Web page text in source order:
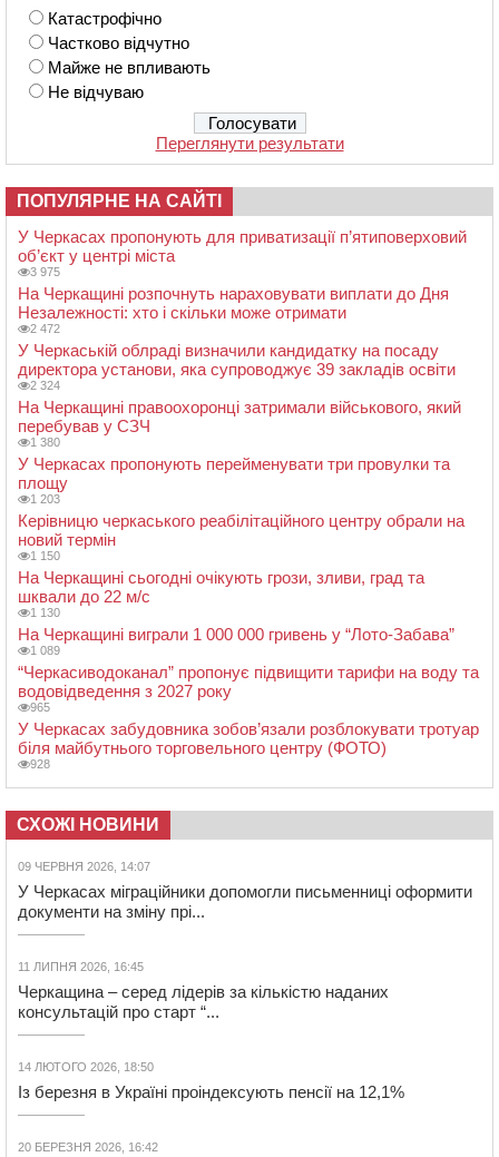
Катастрофічно
Частково відчутно
Майже не впливають
Не відчуваю
Переглянути результати
ПОПУЛЯРНЕ НА САЙТІ
У Черкасах пропонують для приватизації п’ятиповерховий
об’єкт у центрі міста
3 975
На Черкащині розпочнуть нараховувати виплати до Дня
Незалежності: хто і скільки може отримати
2 472
У Черкаській облраді визначили кандидатку на посаду
директора установи, яка супроводжує 39 закладів освіти
2 324
На Черкащині правоохоронці затримали військового, який
перебував у СЗЧ
1 380
У Черкасах пропонують перейменувати три провулки та
площу
1 203
Керівницю черкаського реабілітаційного центру обрали на
новий термін
1 150
На Черкащині сьогодні очікують грози, зливи, град та
шквали до 22 м/с
1 130
На Черкащині виграли 1 000 000 гривень у “Лото-Забава”
1 089
“Черкасиводоканал” пропонує підвищити тарифи на воду та
водовідведення з 2027 року
965
У Черкасах забудовника зобов’язали розблокувати тротуар
біля майбутнього торговельного центру (ФОТО)
928
СХОЖІ НОВИНИ
09 ЧЕРВНЯ 2026, 14:07
У Черкасах міграційники допомогли письменниці оформити
документи на зміну прі...
11 ЛИПНЯ 2026, 16:45
Черкащина – серед лідерів за кількістю наданих
консультацій про старт “...
14 ЛЮТОГО 2026, 18:50
Із березня в Україні проіндексують пенсії на 12,1%
20 БЕРЕЗНЯ 2026, 16:42